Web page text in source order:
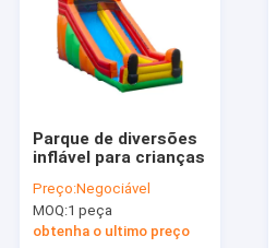
Parque de diversões
inflável para crianças
Preço:Negociável
MOQ:1 peça
obtenha o ultimo preço